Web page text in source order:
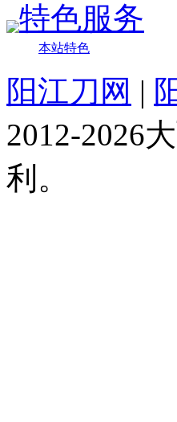
特色服务
本站特色
阳江刀网 |
2012-2026
利。